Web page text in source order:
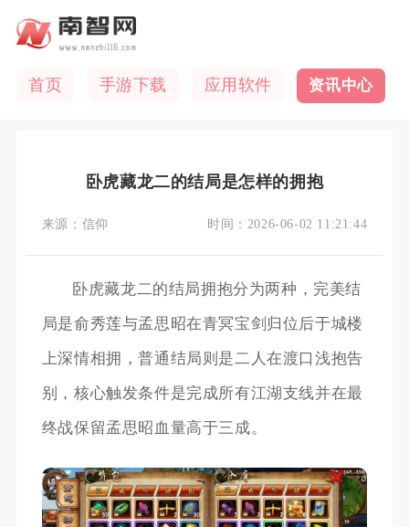
首页 手游下载 应用软件 资讯中心
卧虎藏龙二的结局是怎样的拥抱
来源： 信仰 时间： 2026-06-02 11:21:44
卧虎藏龙二的结局拥抱分为两种，完美结
局是俞秀莲与孟思昭在青冥宝剑归位后于城楼
上深情相拥，普通结局则是二人在渡口浅抱告
别，核心触发条件是完成所有江湖支线并在最
终战保留孟思昭血量高于三成。